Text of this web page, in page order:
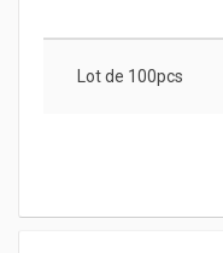
Lot de 100pcs